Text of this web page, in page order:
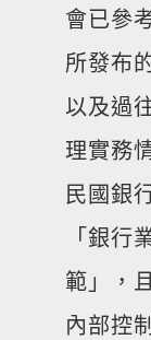
會已參
所發布
以及過
理實務
民國銀
「銀行
範」，
內部控